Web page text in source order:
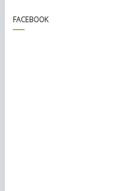
FACEBOOK